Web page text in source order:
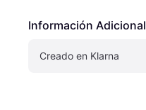
Información Adicional
Creado en Klarna